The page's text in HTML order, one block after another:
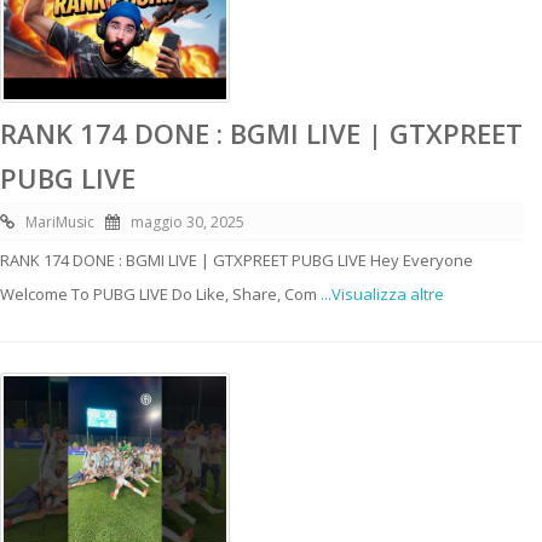
RANK 174 DONE : BGMI LIVE | GTXPREET
PUBG LIVE
MariMusic maggio 30, 2025
RANK 174 DONE : BGMI LIVE | GTXPREET PUBG LIVE Hey Everyone
Welcome To PUBG LIVE Do Like, Share, Com ...Visualizza altre